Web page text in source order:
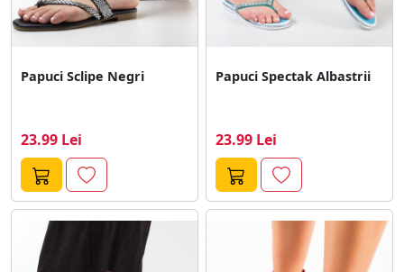
Papuci Sclipe Negri
23.99 Lei
Papuci Spectak Albastrii
23.99 Lei